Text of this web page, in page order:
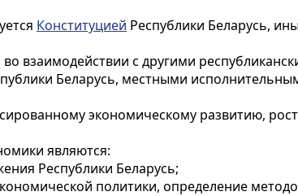
Конституцией Республики Беларусь,
взаимодействии с другими
Беларусь, местными
экономическому развитию,
являются:
Республики Беларусь;
политики, определение